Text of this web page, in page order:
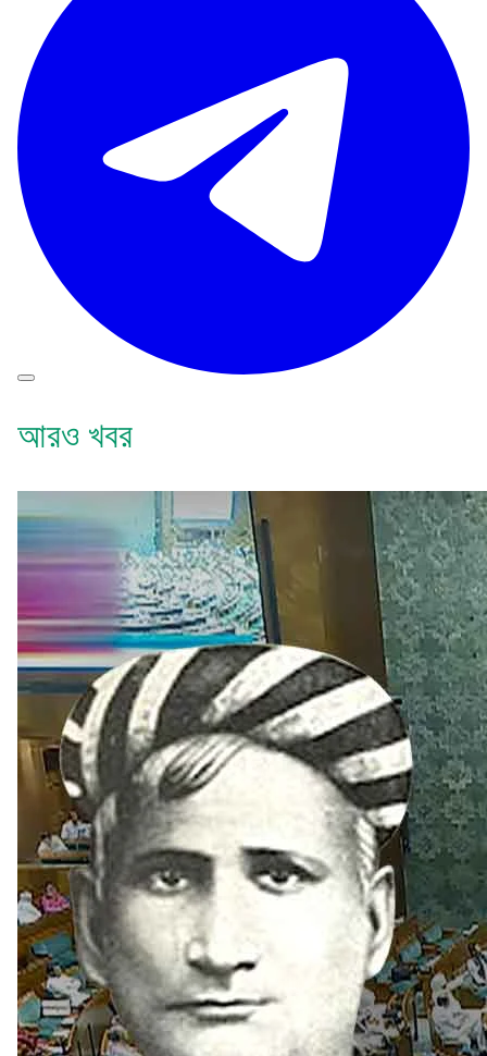
আরও খবর